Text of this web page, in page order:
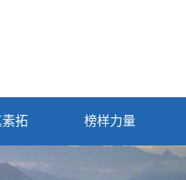
拓 榜样力量